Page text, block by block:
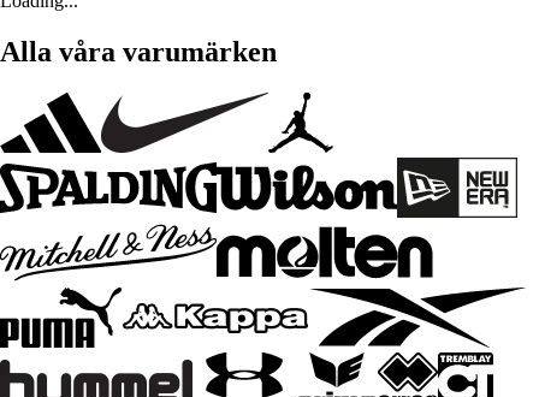
Alla våra varumärken